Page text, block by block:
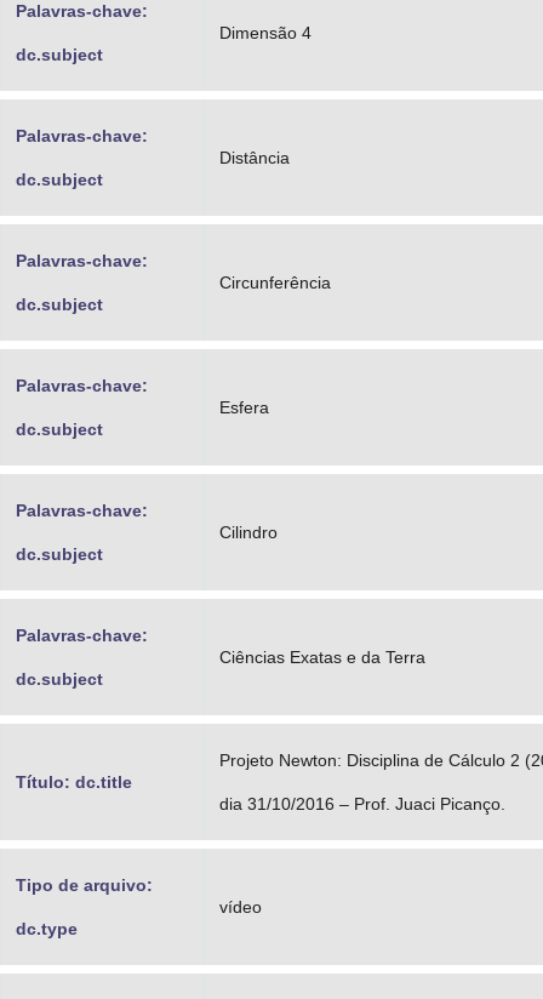
Palavras-chave:
dc.subject
Dimensão 4
Palavras-chave:
dc.subject
Distância
Palavras-chave:
dc.subject
Circunferência
Palavras-chave:
dc.subject
Esfera
Palavras-chave:
dc.subject
Cilindro
Palavras-chave:
dc.subject
Ciências Exatas e da Terra
Título: dc.title
Projeto Newton: Disciplina de Cálculo 2
dia 31/10/2016 – Prof. Juaci Picanço.
Tipo de arquivo:
dc.type
vídeo